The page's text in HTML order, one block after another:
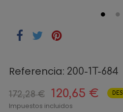
Referencia: 200-1T-684
172,28 € 120,65 €
Impuestos incluidos